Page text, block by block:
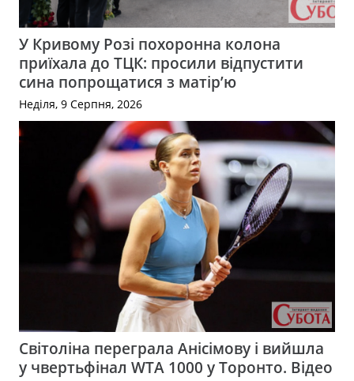
У Кривому Розі похоронна колона
приїхала до ТЦК: просили відпустити
сина попрощатися з матір’ю
Неділя, 9 Серпня, 2026
Світоліна переграла Анісімову і вийшла
у чвертьфінал WTA 1000 у Торонто. Відео